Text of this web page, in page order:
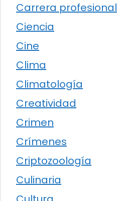
Carrera profesional
Ciencia
Cine
Clima
Climatología
Creatividad
Crimen
Crímenes
Criptozoología
Culinaria